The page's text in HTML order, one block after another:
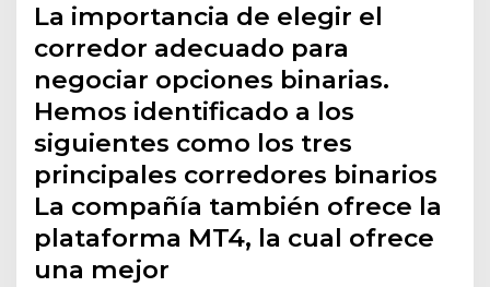
La importancia de elegir el
corredor adecuado para
negociar opciones binarias.
Hemos identificado a los
siguientes como los tres
principales corredores binarios
La compañía también ofrece la
plataforma MT4, la cual ofrece
una mejor